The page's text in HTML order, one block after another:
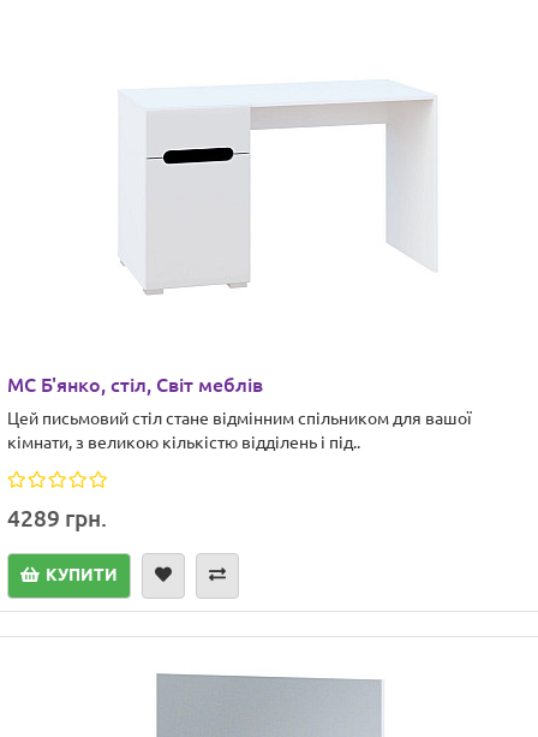
МС Б'янко, стіл, Світ меблів
Цей письмовий стіл стане відмінним спільником для вашої
кімнати, з великою кількістю відділень і під..
4289 грн.
КУПИТИ